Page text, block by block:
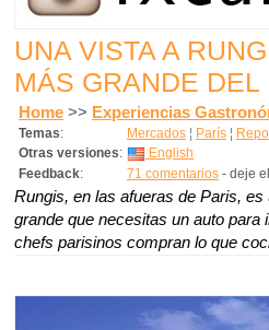
UNA VISTA A
MÁS GRANDE DEL
Home >> Experiencias
Temas: Mercados ¦ París ¦
Otras versiones:
English
Feedback: 71 comentarios - deje
Rungis, en las afueras de Paris,
grande que necesitas un auto
chefs parisinos compran lo que